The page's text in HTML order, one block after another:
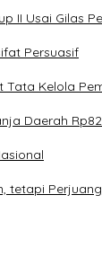
II Usai Gilas
Persuasif
Kelola
Daerah
tetapi